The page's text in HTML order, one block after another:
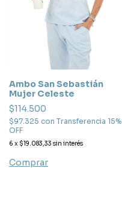
Ambo San Sebastián
Mujer Celeste
$114.500
$97.325 con Transferencia 15%
OFF
6 x $19.083,33 sin interés
Comprar